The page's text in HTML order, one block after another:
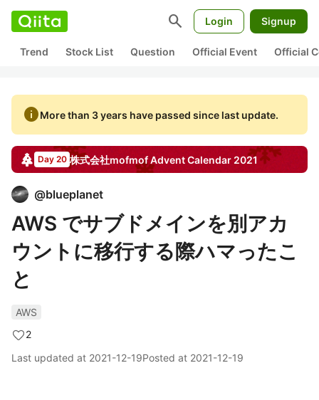
search Login Signup
Trend Stock List Question Official Event Official
infoMore than 3 years have passed since last update.
Day 20 株式会社mofmofAdvent Calendar 2021
@blueplanet
AWS でサブドメインを別アカ
ウントに移行する際ハマったこ
と
AWS
2
Last updated at 2021-12-19Posted at 2021-12-19